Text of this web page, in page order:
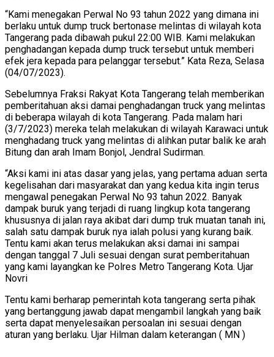
“Kami menegakan Perwal No 93 tahun 2022 yang dimana ini
berlaku untuk dump truck bertonase melintas di wilayah kota
Tangerang pada dibawah pukul 22:00 WIB. Kami melakukan
penghadangan kepada dump truck tersebut untuk memberi
efek jera kepada para pelanggar tersebut.” Kata Reza, Selasa
(04/07/2023).
Sebelumnya Fraksi Rakyat Kota Tangerang telah memberikan
pemberitahuan aksi damai penghadangan truck yang melintas
di beberapa wilayah di kota Tangerang. Pada malam hari
(3/7/2023) mereka telah melakukan di wilayah Karawaci untuk
menghadang truck yang melintas di alihkan putar balik ke arah
Bitung dan arah Imam Bonjol, Jendral Sudirman.
“Aksi kami ini atas dasar yang jelas, yang pertama aduan serta
kegelisahan dari masyarakat dan yang kedua kita ingin terus
mengawal penegakan Perwal No 93 tahun 2022. Banyak
dampak buruk yang terjadi di ruang lingkup kota tangerang
khususnya di jalan raya akibat dari dump truk muatan tanah ini,
salah satu dampak buruk nya ialah polusi yang kurang baik.
Tentu kami akan terus melakukan aksi damai ini sampai
dengan tanggal 7 Juli sesuai dengan surat pemberitahuan
yang kami layangkan ke Polres Metro Tangerang Kota. Ujar
Novri
Tentu kami berharap pemerintah kota tangerang serta pihak
yang bertanggung jawab dapat mengambil langkah yang baik
serta dapat menyelesaikan persoalan ini sesuai dengan
aturan yang berlaku. Ujar Hilman dalam keterangan ( MN )